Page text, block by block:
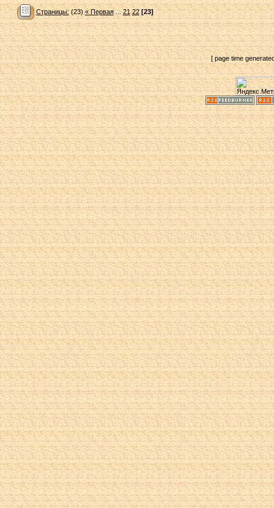
Страницы:(23)« Первая...21 22 [23]
[ page time